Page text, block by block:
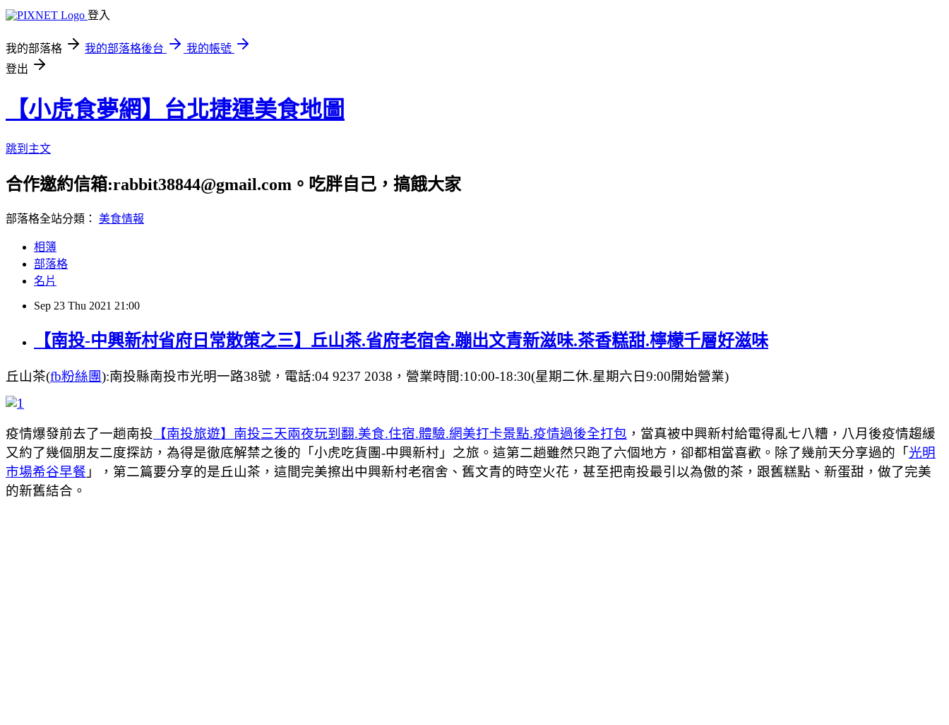
登入
我的部落格 我的部落格後台
我的帳號
登出
【小虎食夢網】台北捷運美食地圖
跳到主文
合作邀約信箱:rabbit38844@gmail.com。吃胖自己，搞餓大家
部落格全站分類： 美食情報
相簿
部落格
名片
Sep 23 Thu 2021 21:00
【南投-中興新村省府日常散策之三】丘山茶.省府老宿舍.蹦出文青新滋味.茶香糕甜.檸檬千層好滋味
丘山茶(fb粉絲團):南投縣南投市光明一路38號，電話:04 9237 2038，營業時間:10:00-18:30(星期二休.星期六日9:00開始營業)
疫情爆發前去了一趟南投 【南投旅遊】南投三天兩夜玩到翻.美食.住宿.體驗.網美打卡景點.疫情過後全打包 ，當真被中興新村給電得亂七八糟，八月後疫情趨緩
又約了幾個朋友二度探訪，為得是徹底解禁之後的「小虎吃貨團-中興新村」之旅。這第二趟雖然只跑了六個地方，卻都相當喜歡。除了幾前天分享過的「光明
市場希谷早餐 」，第二篇要分享的是丘山茶，這間完美擦出中興新村老宿舍、舊文青的時空火花，甚至把南投最引以為傲的茶，跟舊糕點、新蛋甜，做了完美
的新舊結合。